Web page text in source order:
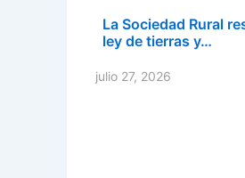
La Sociedad Rural
ley de tierras y…
julio 27, 2026